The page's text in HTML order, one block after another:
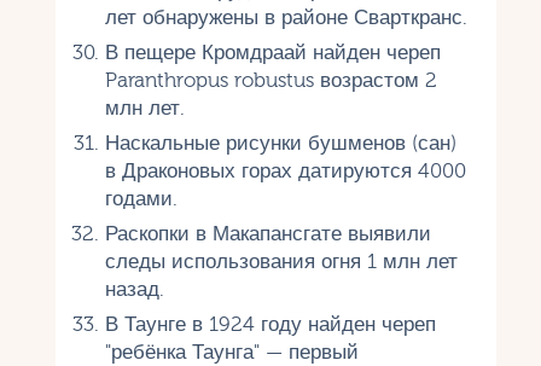
лет обнаружены в районе Сварткранс.
В пещере Кромдраай найден череп
Paranthropus robustus возрастом 2
млн лет.
Наскальные рисунки бушменов (сан)
в Драконовых горах датируются 4000
годами.
Раскопки в Макапансгате выявили
следы использования огня 1 млн лет
назад.
В Таунге в 1924 году найден череп
"ребёнка Таунга" — первый